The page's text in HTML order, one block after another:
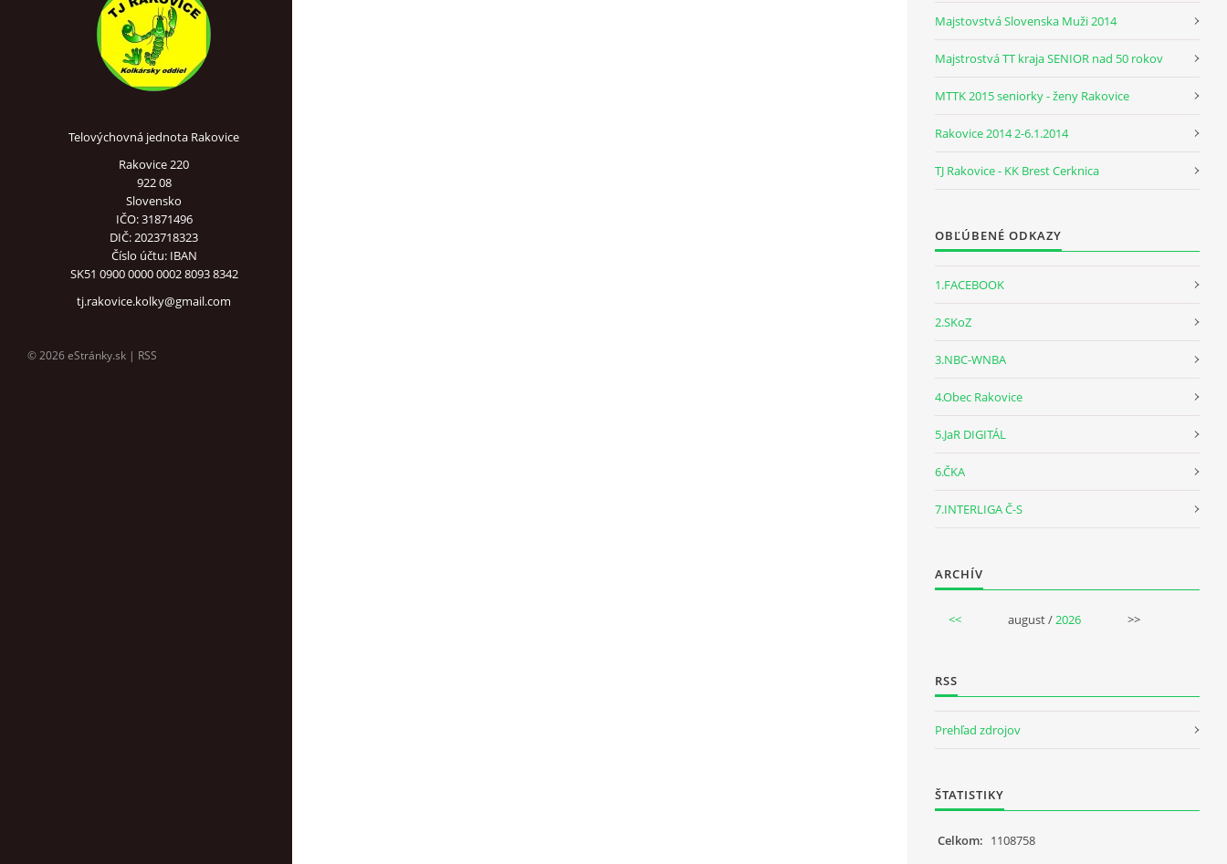
Telovýchovná jednota Rakovice
Rakovice 220
922 08
Slovensko
IČO: 31871496
DIČ: 2023718323
Číslo účtu: IBAN
SK51 0900 0000 0002 8093 8342
tj.rakovice.kolky@gmail.com
© 2026 eStránky.sk | RSS
Majstovstvá Slovenska Muži 2014
Majstrostvá TT kraja SENIOR nad 50 rokov
MTTK 2015 seniorky - ženy Rakovice
Rakovice 2014 2-6.1.2014
TJ Rakovice - KK Brest Cerknica
OBĽÚBENÉ ODKAZY
1.FACEBOOK
2.SKoZ
3.NBC-WNBA
4.Obec Rakovice
5.JaR DIGITÁL
6.ČKA
7.INTERLIGA Č-S
ARCHÍV
<< august / 2026 >>
RSS
Prehľad zdrojov
ŠTATISTIKY
Celkom: 1108758